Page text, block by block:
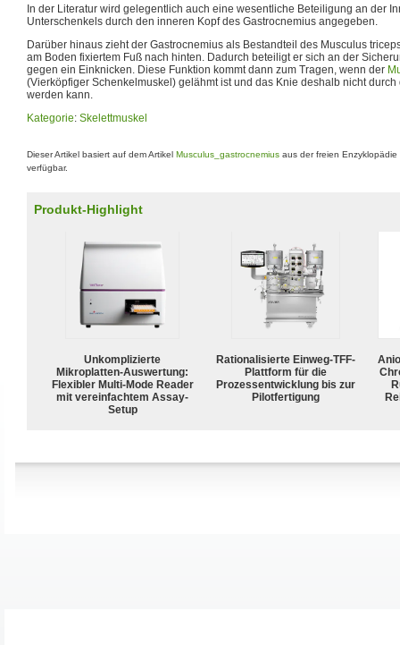
In der Literatur wird gelegentlich auch eine wesentliche Beteiligung an der
Unterschenkels durch den inneren Kopf des Gastrocnemius angegeben.
Darüber hinaus zieht der Gastrocnemius als Bestandteil des Musculus
am Boden fixiertem Fuß nach hinten. Dadurch beteiligt er sich an der
gegen ein Einknicken. Diese Funktion kommt dann zum Tragen, wenn der
(Vierköpfiger Schenkelmuskel) gelähmt ist und das Knie deshalb nicht
werden kann.
Kategorie: Skelettmuskel
Dieser Artikel basiert auf dem Artikel Musculus_gastrocnemius aus der freien Enzyklopädie
verfügbar.
Produkt-Highlight
Unkomplizierte
Mikroplatten-Auswertung:
Flexibler Multi-Mode Reader
mit vereinfachtem Assay-
Setup
Rationalisierte Einweg-TFF-
Plattform für die
Prozessentwicklung bis zur
Pilotfertigung